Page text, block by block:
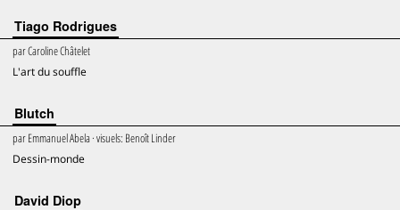
Tiago Rodrigues
parCaroline Châtelet
L'art du souffle
Blutch
parEmmanuel Abela · visuels: Benoît Linder
Dessin-monde
David Diop